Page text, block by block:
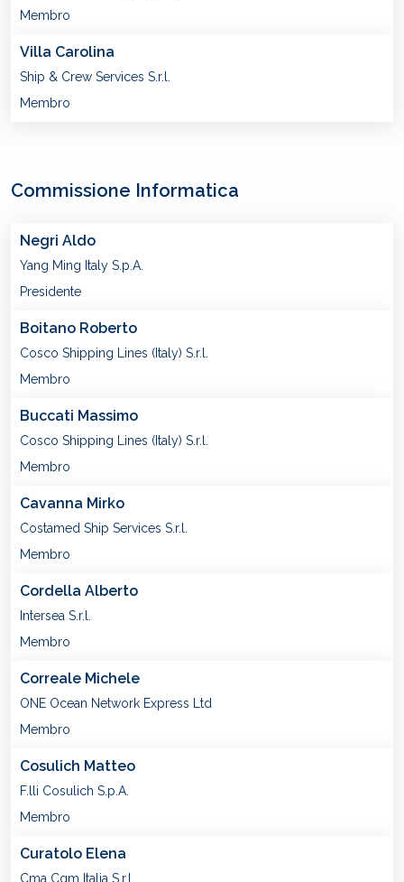
Membro
Villa Carolina
Ship & Crew Services S.r.l.
Membro
Commissione Informatica
Negri Aldo
Yang Ming Italy S.p.A.
Presidente
Boitano Roberto
Cosco Shipping Lines (Italy) S.r.l.
Membro
Buccati Massimo
Cosco Shipping Lines (Italy) S.r.l.
Membro
Cavanna Mirko
Costamed Ship Services S.r.l.
Membro
Cordella Alberto
Intersea S.r.l.
Membro
Correale Michele
ONE Ocean Network Express Ltd
Membro
Cosulich Matteo
F.lli Cosulich S.p.A.
Membro
Curatolo Elena
Cma Cgm Italia S.r.l.